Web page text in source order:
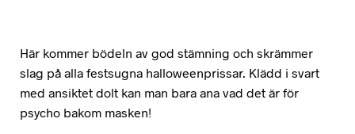
Här kommer bödeln av god stämning och skrämmer
slag på alla festsugna halloweenprissar. Klädd i svart
med ansiktet dolt kan man bara ana vad det är för
psycho bakom masken!